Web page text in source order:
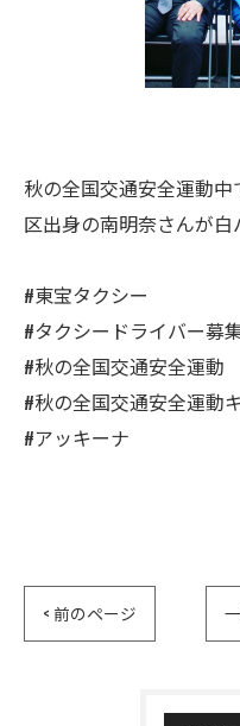
秋の全国交通安全運動
区出身の南明奈さんが白
#東宝タクシー
#タクシードライバー募
#秋の全国交通安全運動
#秋の全国交通安全運動
#アッキーナ
< 前のページ